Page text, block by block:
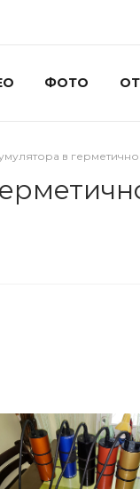
ФОТО
в